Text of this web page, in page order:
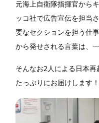
元海上自衛隊指揮官から
ッコ社で広告宣伝を担当
要なセクションを担う仕
から発せされる言葉は、
そんなお2人による日本
たっぷりにお届けします！